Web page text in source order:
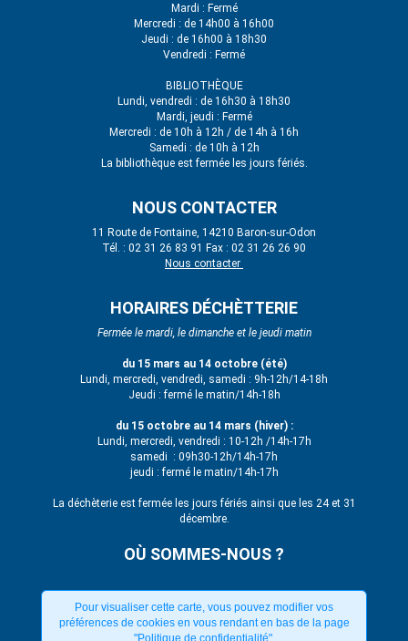
Mardi : Fermé
Mercredi : de 14h00 à 16h00
Jeudi : de 16h00 à 18h30
Vendredi : Fermé
BIBLIOTHÈQUE
Lundi, vendredi : de 16h30 à 18h30
Mardi, jeudi : Fermé
Mercredi : de 10h à 12h / de 14h à 16h
Samedi : de 10h à 12h
La bibliothèque est fermée les jours fériés.
NOUS CONTACTER
11 Route de Fontaine, 14210 Baron-sur-Odon
Tél. : 02 31 26 83 91 Fax : 02 31 26 26 90
Nous contacter
HORAIRES DÉCHÈTTERIE
Fermée le mardi, le dimanche et le jeudi matin
du 15 mars au 14 octobre (été)
Lundi, mercredi, vendredi, samedi : 9h-12h/14-18h
Jeudi : fermé le matin/14h-18h
du 15 octobre au 14 mars (hiver) :
Lundi, mercredi, vendredi : 10-12h /14h-17h
samedi : 09h30-12h/14h-17h
jeudi : fermé le matin/14h-17h
La déchèterie est fermée les jours fériés ainsi que les 24 et 31
décembre.
OÙ SOMMES-NOUS ?
Pour visualiser cette carte, vous pouvez modifier vos
préférences de cookies en vous rendant en bas de la page
"Politique de confidentialité".